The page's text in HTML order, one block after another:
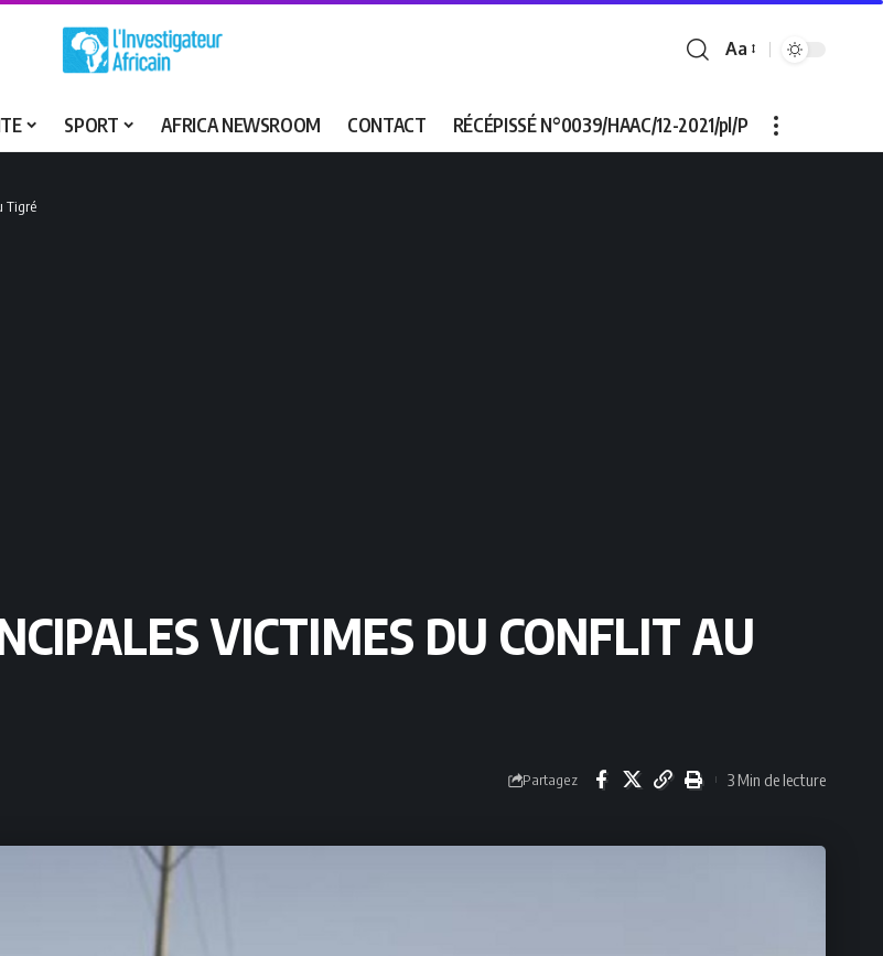
Font
Aa
SPORT AFRICA NEWSROOM CONTACT RÉCÉPISSÉ N°0039/HAAC/12-2021/pl/P
Tigré
VICTIMES DU CONFLIT AU
Partagez 3 Min de lecture